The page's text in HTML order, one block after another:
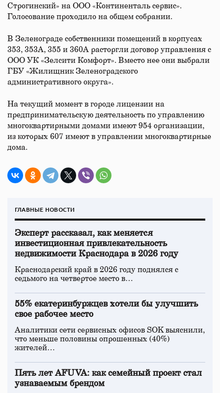
Строгинский» на ООО «Континенталь сервис».
Голосование проходило на общем собрании.
В Зеленограде собственники помещений в корпусах
353, 353А, 355 и 360А расторгли договор управления с
ООО УК «Зелсити Комфорт». Вместо нее они выбрали
ГБУ «Жилищник Зеленоградского
административного округа».
На текущий момент в городе лицензии на
предпринимательскую деятельность по управлению
многоквартирными домами имеют 954 организации,
из которых 607 имеют в управлении многоквартирные
дома.
ГЛАВНЫЕ НОВОСТИ
Эксперт рассказал, как меняется
инвестиционная привлекательность
недвижимости Краснодара в 2026 году
Краснодарский край в 2026 году поднялся с
седьмого на четвертое место в…
55% екатеринбуржцев хотели бы улучшить
свое рабочее место
Аналитики сети сервисных офисов SOK выяснили,
что меньше половины опрошенных (40%)
жителей…
Пять лет AFUVA: как семейный проект стал
узнаваемым брендом